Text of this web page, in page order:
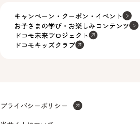
キャンペーン・クーポン・イベント
お子さまの学び・お楽しみコンテンツ
ドコモ未来プロジェクト
ドコモキッズクラブ
プライバシーポリシー